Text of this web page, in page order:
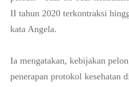
II tahun 2020 terkontraksi
kata Angela.
Ia mengatakan, kebijakan
penerapan protokol kesehatan